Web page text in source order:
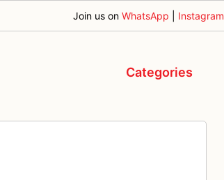
Join us on WhatsApp Instagram
Categories